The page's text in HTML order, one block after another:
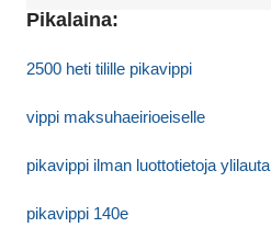
Pikalaina:
2500 heti tilille pikavippi
vippi maksuhaeirioeiselle
pikavippi ilman luottotietoja ylilauta
pikavippi 140e